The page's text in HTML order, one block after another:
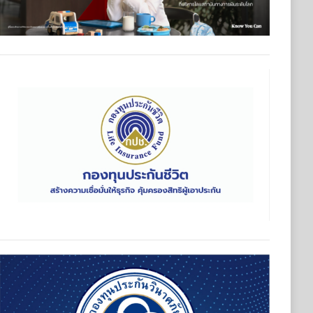
มเดินหน้าปรับทัพผู้บริหารคนรุ่นใหม่ และประกาศวิสัยทัศน์ครั้งส